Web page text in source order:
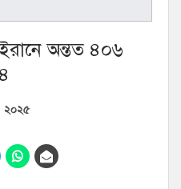
অন্তত ৪০৬
২০২৫